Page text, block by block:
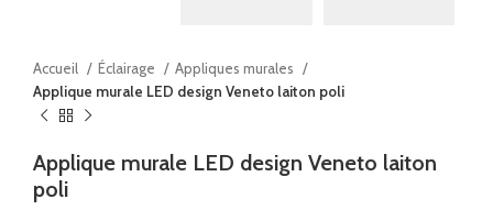
Accueil Éclairage
Appliques murales
Applique murale LED design Veneto laiton poli
Applique murale LED design Veneto laiton
poli